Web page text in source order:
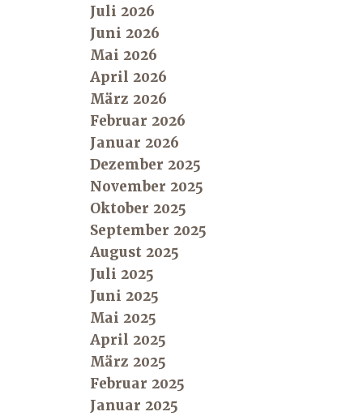
Juli 2026
Juni 2026
Mai 2026
April 2026
März 2026
Februar 2026
Januar 2026
Dezember 2025
November 2025
Oktober 2025
September 2025
August 2025
Juli 2025
Juni 2025
Mai 2025
April 2025
März 2025
Februar 2025
Januar 2025